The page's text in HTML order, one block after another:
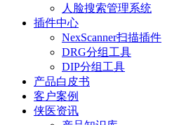
人脸搜索管理系统
插件中心
NexScanner扫描插件
DRG分组工具
DIP分组工具
产品白皮书
客户案例
侠医资讯